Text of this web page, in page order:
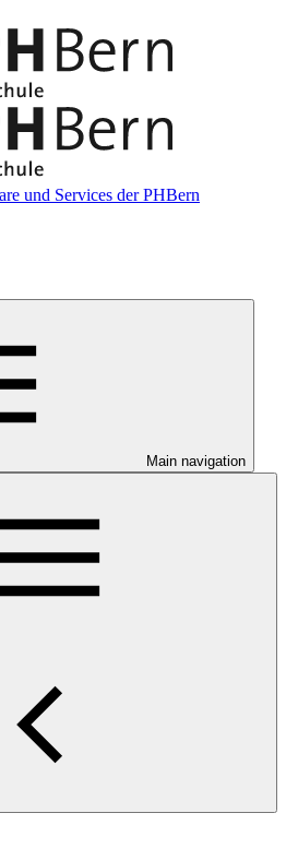
und Services der PHBern
Main navigation